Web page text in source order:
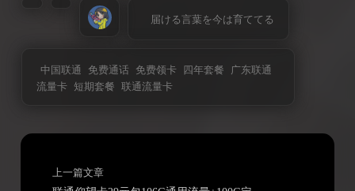
届ける言葉を今は育ててる
中国联通 免费通话 免费领卡 四年套餐
广东联通
流量卡 短期套餐 联通流量卡
上一篇文章